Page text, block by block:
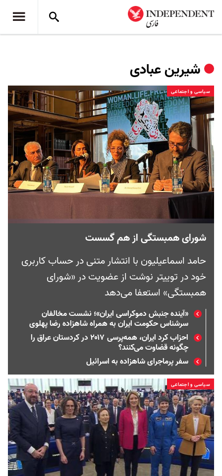
شیرین عبادی
سیاسی و اجتماعی
شورای همبستگی از هم گسست
حامد اسماعیلیون با انتشار متنی در حساب کاربری
خود در توییتر نوشت از عضویت در «شورای
همبستگی» استعفا می‌دهد
«آینده جنبش دموکراسی ایران»؛ ‌نشست مخالفان
سرشناس حکومت ایران به همراه شاهزاده رضا پهلوی
احزاب کرد ایران، همه‌پرسی ۲۰۱۷ در کردستان عراق را
چگونه قضاوت می‌کنند؟
سفر پرماجرای شاهزاده به اسرائیل
سیاسی و اجتماعی